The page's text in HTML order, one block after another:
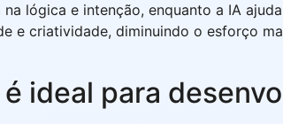
lógica e intenção, enquanto a IA
e criatividade, diminuindo o esforço
ideal para